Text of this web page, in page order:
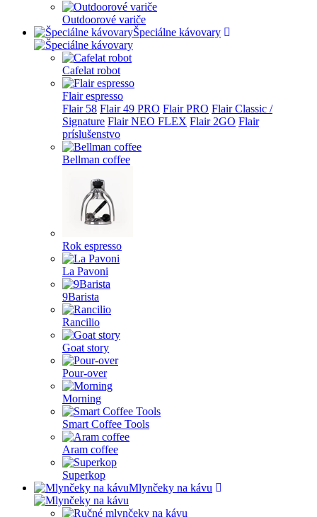
Outdoorové variče
Špeciálne kávovary
Cafelat robot
Flair espresso
Flair 58 Flair 49 PRO Flair PRO Flair Classic /
Signature Flair NEO FLEX Flair 2GO Flair
príslušenstvo
Bellman coffee
Rok espresso
La Pavoni
9Barista
Rancilio
Goat story
Pour-over
Morning
Smart Coffee Tools
Aram coffee
Superkop
Mlynčeky na kávu